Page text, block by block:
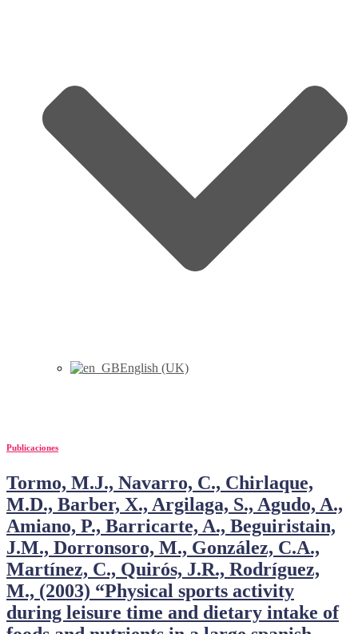
English (UK)
Publicaciones
Tormo, M.J., Navarro, C., Chirlaque,
M.D., Barber, X., Argilaga, S., Agudo, A.,
Amiano, P., Barricarte, A., Beguiristain,
J.M., Dorronsoro, M., González, C.A.,
Martínez, C., Quirós, J.R., Rodríguez,
M., (2003) “Physical sports activity
during leisure time and dietary intake of